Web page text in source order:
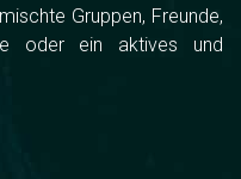
Gruppen, Freunde,
oder ein aktives und